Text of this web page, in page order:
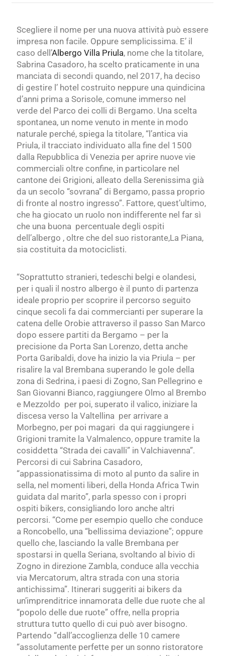
Scegliere il nome per una nuova attività può essere
impresa non facile. Oppure semplicissima. E’ il
caso dell’Albergo Villa Priula, nome che la titolare,
Sabrina Casadoro, ha scelto praticamente in una
manciata di secondi quando, nel 2017, ha deciso
di gestire l’ hotel costruito neppure una quindicina
d’anni prima a Sorisole, comune immerso nel
verde del Parco dei colli di Bergamo. Una scelta
spontanea, un nome venuto in mente in modo
naturale perché, spiega la titolare, “l’antica via
Priula, il tracciato individuato alla fine del 1500
dalla Repubblica di Venezia per aprire nuove vie
commerciali oltre confine, in particolare nel
cantone dei Grigioni, alleato della Serenissima già
da un secolo “sovrana” di Bergamo, passa proprio
di fronte al nostro ingresso”. Fattore, quest’ultimo,
che ha giocato un ruolo non indifferente nel far sì
che una buona percentuale degli ospiti
dell’albergo , oltre che del suo ristorante,La Piana,
sia costituita da motociclisti.
“Soprattutto stranieri, tedeschi belgi e olandesi,
per i quali il nostro albergo è il punto di partenza
ideale proprio per scoprire il percorso seguito
cinque secoli fa dai commercianti per superare la
catena delle Orobie attraverso il passo San Marco
dopo essere partiti da Bergamo – per la
precisione da Porta San Lorenzo, detta anche
Porta Garibaldi, dove ha inizio la via Priula – per
risalire la val Brembana superando le gole della
zona di Sedrina, i paesi di Zogno, San Pellegrino e
San Giovanni Bianco, raggiungere Olmo al Brembo
e Mezzoldo per poi, superato il valico, iniziare la
discesa verso la Valtellina per arrivare a
Morbegno, per poi magari da qui raggiungere i
Grigioni tramite la Valmalenco, oppure tramite la
cosiddetta “Strada dei cavalli” in Valchiavenna”.
Percorsi di cui Sabrina Casadoro,
“appassionatissima di moto al punto da salire in
sella, nel momenti liberi, della Honda Africa Twin
guidata dal marito”, parla spesso con i propri
ospiti bikers, consigliando loro anche altri
percorsi. “Come per esempio quello che conduce
a Roncobello, una “bellissima deviazione”; oppure
quello che, lasciando la valle Brembana per
spostarsi in quella Seriana, svoltando al bivio di
Zogno in direzione Zambla, conduce alla vecchia
via Mercatorum, altra strada con una storia
antichissima”. Itinerari suggeriti ai bikers da
un’imprenditrice innamorata delle due ruote che al
“popolo delle due ruote” offre, nella propria
struttura tutto quello di cui può aver bisogno.
Partendo “dall’accoglienza delle 10 camere
“assolutamente perfette per un sonno ristoratore